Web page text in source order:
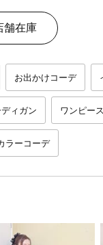
舗在庫
お出かけコーデ
ィガン ワンピース
ラーコーデ